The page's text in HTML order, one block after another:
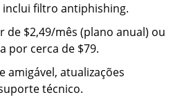
filtro antiphishing.
de $2,49/mês (plano anual) ou
por cerca de $79.
amigável, atualizações
técnico.